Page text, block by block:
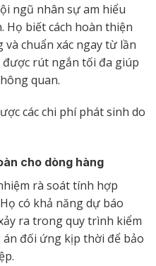
ngũ nhân sự am hiểu
Họ biết cách hoàn thiện
chuẩn xác ngay từ lần
rút ngắn tối đa giúp
quan.
các chi phí phát sinh do
cho dòng hàng
rà soát tính hợp
có khả năng dự báo
ra trong quy trình kiểm
đối ứng kịp thời để bảo